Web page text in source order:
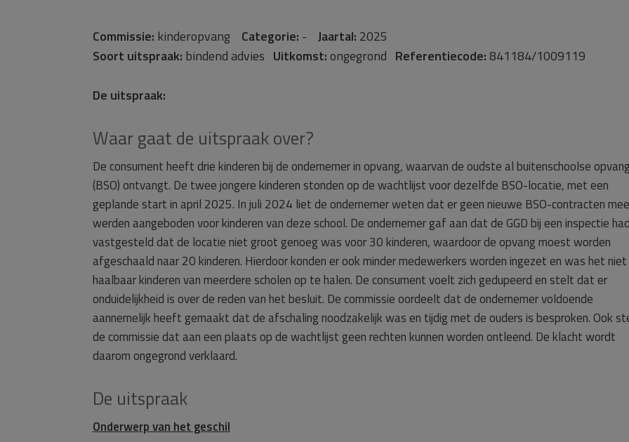
Commissie: kinderopvang Categorie: - Jaartal: 2025
Soort uitspraak: bindend advies Uitkomst:ongegrond Referentiecode:841184/1009119
De uitspraak:
Waar gaat de uitspraak over?
De consument heeft drie kinderen bij de ondernemer in opvang, waarvan de oudste al buitenschoolse
(BSO) ontvangt. De twee jongere kinderen stonden op de wachtlijst voor dezelfde BSO-locatie, met een
geplande start in april 2025. In juli 2024 liet de ondernemer weten dat er geen nieuwe BSO-contracten
werden aangeboden voor kinderen van deze school. De ondernemer gaf aan dat de GGD bij een inspectie
vastgesteld dat de locatie niet groot genoeg was voor 30 kinderen, waardoor de opvang moest worden
afgeschaald naar 20 kinderen. Hierdoor konden er ook minder medewerkers worden ingezet en was het niet
haalbaar kinderen van meerdere scholen op te halen. De consument voelt zich gedupeerd en stelt dat er
onduidelijkheid is over de reden van het besluit. De commissie oordeelt dat de ondernemer voldoende
aannemelijk heeft gemaakt dat de afschaling noodzakelijk was en tijdig met de ouders is besproken. Ook
de commissie dat aan een plaats op de wachtlijst geen rechten kunnen worden ontleend. De klacht wordt
daarom ongegrond verklaard.
De uitspraak
Onderwerp van het geschil